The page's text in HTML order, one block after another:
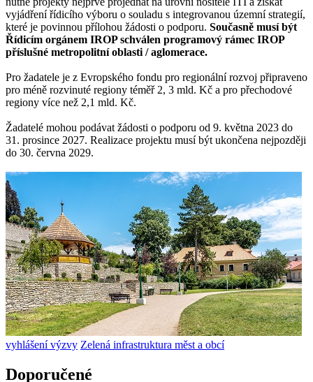
vyjádření řídicího výboru o souladu s integrovanou územní strategií,
které je povinnou přílohou žádosti o podporu. Současně musí být
Řídicím orgánem IROP schválen programový rámec IROP
příslušné metropolitní oblasti / aglomerace.
Pro žadatele je z Evropského fondu pro regionální rozvoj připraveno
pro méně rozvinuté regiony téměř 2, 3 mld. Kč a pro přechodové
regiony více než 2,1 mld. Kč.
Žadatelé mohou podávat žádosti o podporu od 9. května 2023 do
31. prosince 2027. Realizace projektu musí být ukončena nejpozději
do 30. června 2029.
vyhlášení výzvy Zelená infrastruktura měst a obcí
Doporučené